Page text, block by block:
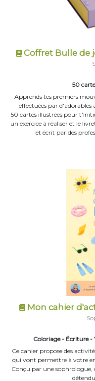
Coffret Bulle de
50
Apprends tes premiers
effectuées par
50 cartes illustrées pour
un exercice à réaliser et le
et écrit par des
Mon cahier
Coloriage - Écriture -
Ce cahier propose des
qui vont permettre à votre
Conçu par une sophrologue,